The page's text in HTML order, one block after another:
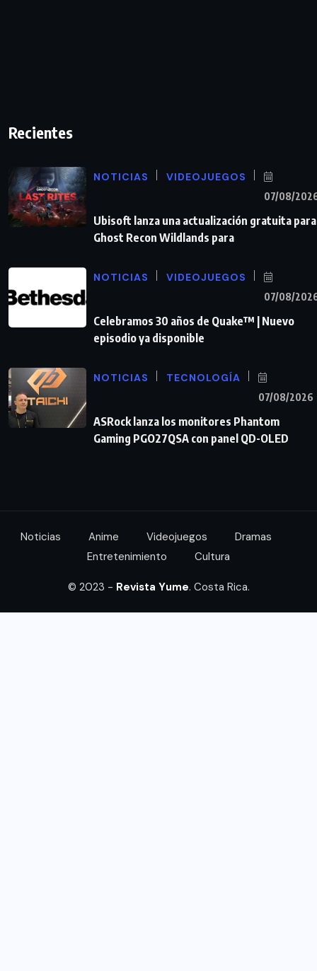
Recientes
NOTICIAS VIDEOJUEGOS
07/08/
Ubisoft lanza una actualización gratuita para
Ghost Recon Wildlands para
NOTICIAS VIDEOJUEGOS
07/08/
Celebramos 30 años de Quake™ | Nuevo
episodio ya disponible
NOTICIAS TECNOLOGÍA
07/08/2026
ASRock lanza los monitores Phantom
Gaming PGO27QSA con panel QD-OLED
Noticias Anime Videojuegos
Dramas
Entretenimiento
Cultura
© 2023 - Revista Yume. Costa Rica.